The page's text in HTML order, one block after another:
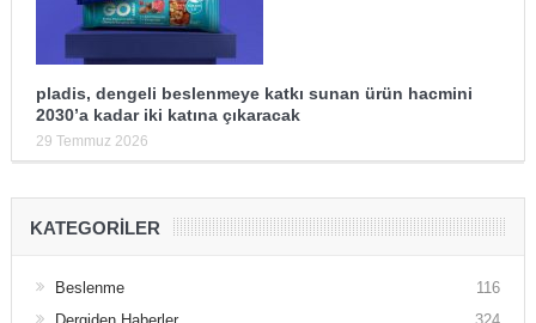
pladis, dengeli beslenmeye katkı sunan ürün hacmini
2030’a kadar iki katına çıkaracak
29 Temmuz 2026
KATEGORILER
Beslenme
116